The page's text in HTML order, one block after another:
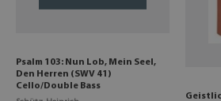
Psalm 103: Nun Lob, Mein Seel,
Den Herren (SWV 41)
Cello/Double Bass